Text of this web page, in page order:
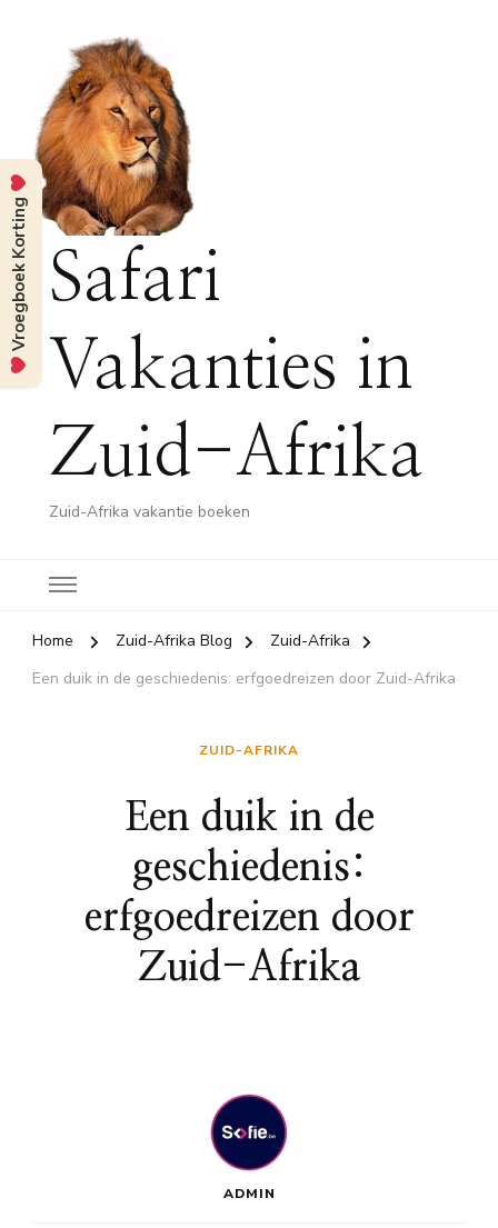
Safari
Vakanties in
Zuid-Afrika
Zuid-Afrika vakantie boeken
Home Zuid-Afrika Blog
Zuid-Afrika
Een duik in de geschiedenis: erfgoedreizen door Zuid-Afrika
ZUID-AFRIKA
Een duik in de
geschiedenis:
erfgoedreizen door
Zuid-Afrika
ADMIN
Vroegboek Korting